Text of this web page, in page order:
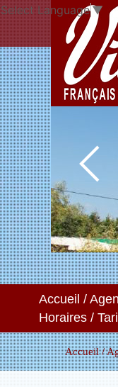
Select Language▼
Accueil /
Horaires /
Accueil /